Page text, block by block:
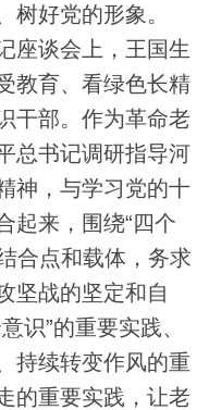
树好党的形象。
谈会上，王国生
教育、看绿色长精
干部。作为革命老
总书记调研指导河
神，与学习党的十
起来，围绕“四个
合点和载体，务求
坚战的坚定和自
识”的重要实践、
持续转变作风的重
的重要实践，让老